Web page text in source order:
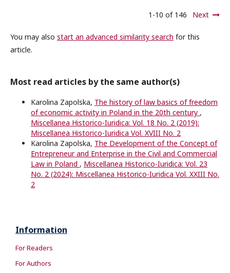
1-10 of 146 Next
You may also start an advanced similarity search for this
article.
Most read articles by the same author(s)
Karolina Zapolska, The history of law basics of freedom
of economic activity in Poland in the 20th century ,
Miscellanea Historico-Iuridica: Vol. 18 No. 2 (2019):
Miscellanea Historico-Iuridica Vol. XVIII No. 2
Karolina Zapolska, The Development of the Concept of
Entrepreneur and Enterprise in the Civil and Commercial
Law in Poland , Miscellanea Historico-Iuridica: Vol. 23
No. 2 (2024): Miscellanea Historico-Iuridica Vol. XXIII No.
2
Information
For Readers
For Authors